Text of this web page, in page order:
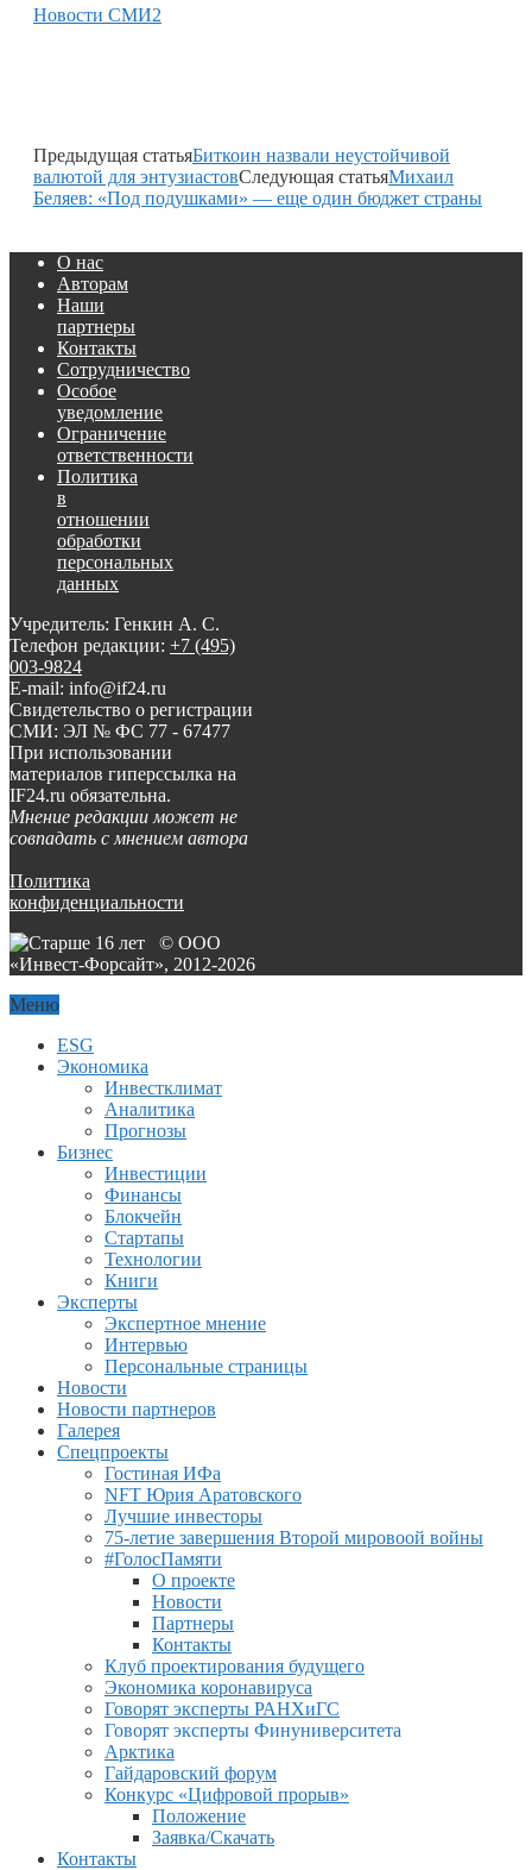
Новости СМИ2
Предыдущая статьяБиткоин назвали неустойчивой
валютой для энтузиастовСледующая статьяМихаил
Беляев: «Под подушками» — еще один бюджет страны
О нас
Авторам
Наши
партнеры
Контакты
Сотрудничество
Особое
уведомление
Ограничение
ответственности
Политика
в
отношении
обработки
персональных
данных
Учредитель: Генкин А. С.
Телефон редакции: +7 (495)
003-9824
E-mail: info@if24.ru
Свидетельство о регистрации
СМИ: ЭЛ № ФС 77 - 67477
При использовании
материалов гиперссылка на
IF24.ru обязательна.
Мнение редакции может не
совпадать с мнением автора
Политика
конфиденциальности
© ООО
«Инвест-Форсайт», 2012-2026
Меню
ESG
Экономика
Инвестклимат
Аналитика
Прогнозы
Бизнес
Инвестиции
Финансы
Блокчейн
Стартапы
Технологии
Книги
Эксперты
Экспертное мнение
Интервью
Персональные страницы
Новости
Новости партнеров
Галерея
Спецпроекты
Гостиная ИФа
NFT Юрия Аратовского
Лучшие инвесторы
75-летие завершения Второй мировоой войны
#ГолосПамяти
О проекте
Новости
Партнеры
Контакты
Клуб проектирования будущего
Экономика коронавируса
Говорят эксперты РАНХиГС
Говорят эксперты Финуниверситета
Арктика
Гайдаровский форум
Конкурс «Цифровой прорыв»
Положение
Заявка/Скачать
Контакты